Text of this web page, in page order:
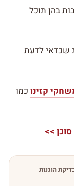
בהן תוכל
שכדאי לדעת
קזינו כמו
>>
הוגנות